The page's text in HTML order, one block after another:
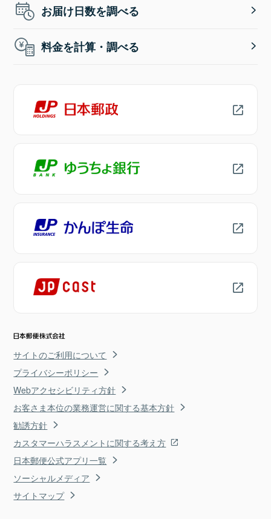
お届け日数を調べる
料金を計算・調べる
サイトのご利用について
プライバシーポリシー
Webアクセシビリティ方針
お客さま本位の業務運営に関する基本方針
勧誘方針
カスタマーハラスメントに関する考え方
日本郵便公式アプリ一覧
ソーシャルメディア
サイトマップ